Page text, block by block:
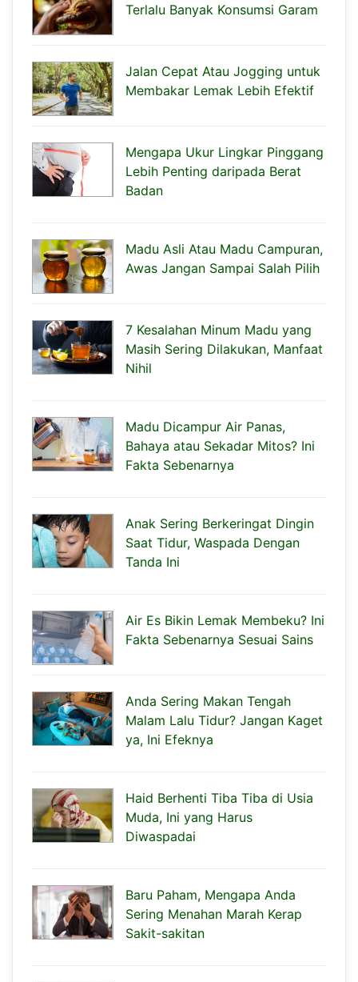
Terlalu Banyak Konsumsi Garam
Jalan Cepat Atau Jogging untuk
Membakar Lemak Lebih Efektif
Mengapa Ukur Lingkar Pinggang
Lebih Penting daripada Berat
Badan
Madu Asli Atau Madu Campuran,
Awas Jangan Sampai Salah Pilih
7 Kesalahan Minum Madu yang
Masih Sering Dilakukan, Manfaat
Nihil
Madu Dicampur Air Panas,
Bahaya atau Sekadar Mitos? Ini
Fakta Sebenarnya
Anak Sering Berkeringat Dingin
Saat Tidur, Waspada Dengan
Tanda Ini
Air Es Bikin Lemak Membeku? Ini
Fakta Sebenarnya Sesuai Sains
Anda Sering Makan Tengah
Malam Lalu Tidur? Jangan Kaget
ya, Ini Efeknya
Haid Berhenti Tiba Tiba di Usia
Muda, Ini yang Harus
Diwaspadai
Baru Paham, Mengapa Anda
Sering Menahan Marah Kerap
Sakit-sakitan